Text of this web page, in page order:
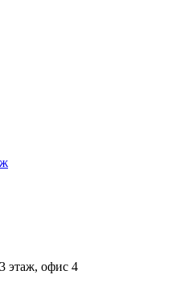
этаж, офис 4